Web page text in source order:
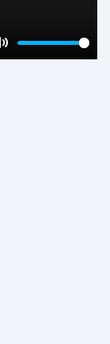
Mute